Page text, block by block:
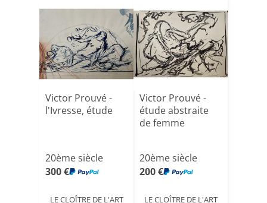
Victor Prouvé -
l'Ivresse, étude
20ème siècle
300 €
LE CLOÎTRE DE L'ART
Victor Prouvé -
étude abstraite
de femme
20ème siècle
200 €
LE CLOÎTRE DE L'ART